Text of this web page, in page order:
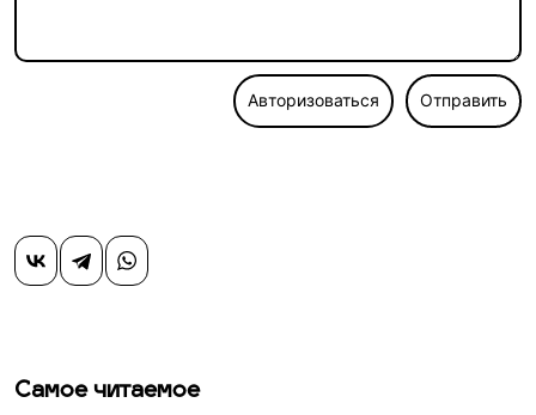
Авторизоваться Отправить
Самое читаемое